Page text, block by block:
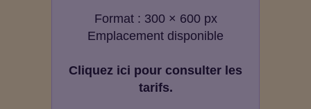
Format : 300 × 600 px
Emplacement disponible
Cliquez ici pour consulter les
tarifs.